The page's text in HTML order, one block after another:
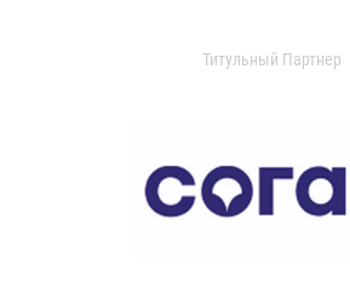
Титульный Партнер